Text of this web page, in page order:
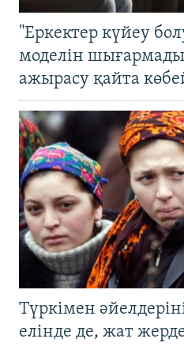
"Еркектер күйеу
моделін
ажырасу қайта
Түркімен
елінде де, жат